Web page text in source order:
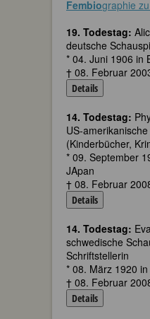
Fembiographie
19. Todestag:
deutsche
* 04. Juni 1906 in
† 08. Februar
Details
14. Todestag:
US-
(Kinderbücher,
* 09. September
JApan
† 08. Februar
Details
14. Todestag:
schwedische
Schriftstellerin
* 08. März 1920
† 08. Februar
Details